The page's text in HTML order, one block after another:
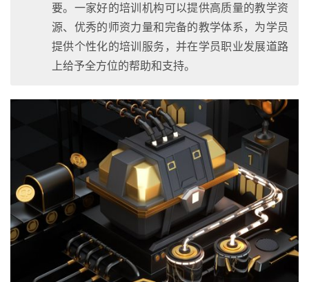
要。一家好的培训机构可以提供高质量的教学资
源、优秀的师资力量和完备的教学体系，为学员
提供个性化的培训服务，并在学员职业发展道路
上给予全方位的帮助和支持。